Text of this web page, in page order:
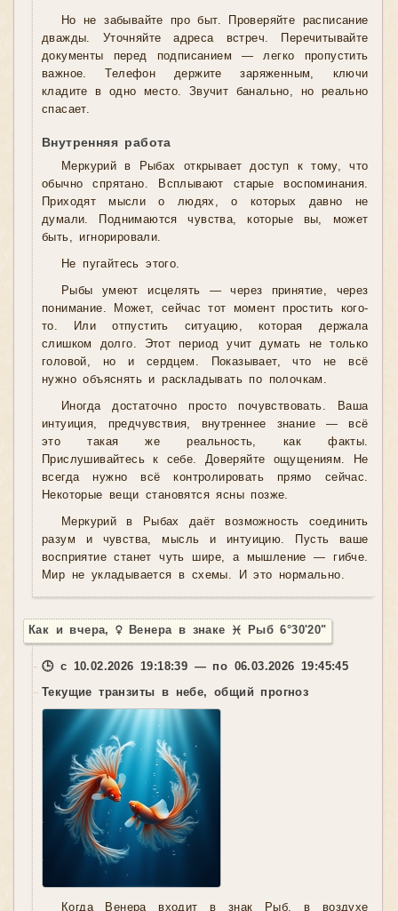
Но не забывайте про быт. Проверяйте расписание
дважды. Уточняйте адреса встреч. Перечитывайте
документы перед подписанием — легко пропустить
важное. Телефон держите заряженным, ключи
кладите в одно место. Звучит банально, но реально
спасает.
Внутренняя работа
Меркурий в Рыбах открывает доступ к тому, что
обычно спрятано. Всплывают старые воспоминания.
Приходят мысли о людях, о которых давно не
думали. Поднимаются чувства, которые вы, может
быть, игнорировали.
Не пугайтесь этого.
Рыбы умеют исцелять — через принятие, через
понимание. Может, сейчас тот момент простить кого-
то. Или отпустить ситуацию, которая держала
слишком долго. Этот период учит думать не только
головой, но и сердцем. Показывает, что не всё
нужно объяснять и раскладывать по полочкам.
Иногда достаточно просто почувствовать. Ваша
интуиция, предчувствия, внутреннее знание — всё
это такая же реальность, как факты.
Прислушивайтесь к себе. Доверяйте ощущениям. Не
всегда нужно всё контролировать прямо сейчас.
Некоторые вещи становятся ясны позже.
Меркурий в Рыбах даёт возможность соединить
разум и чувства, мысль и интуицию. Пусть ваше
восприятие станет чуть шире, а мышление — гибче.
Мир не укладывается в схемы. И это нормально.
Как и вчера, ♀ Венера в знаке ♓ Рыб 6°30'20"
🕒 с 10.02.2026 19:18:39 — по 06.03.2026 19:45:45
Текущие транзиты в небе, общий прогноз
Когда Венера входит в знак Рыб, в воздухе